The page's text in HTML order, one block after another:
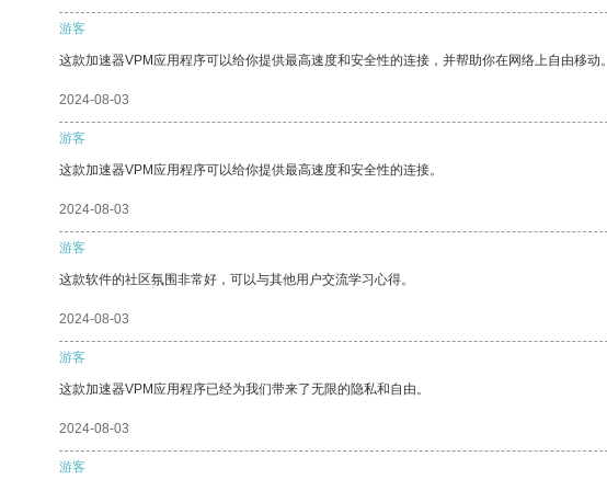
游客
这款加速器VPM应用程序可以给你提供最高速度和安全性的连接，并帮助你在网络上自由移动。
2024-08-03
游客
这款加速器VPM应用程序可以给你提供最高速度和安全性的连接。
2024-08-03
游客
这款软件的社区氛围非常好，可以与其他用户交流学习心得。
2024-08-03
游客
这款加速器VPM应用程序已经为我们带来了无限的隐私和自由。
2024-08-03
游客